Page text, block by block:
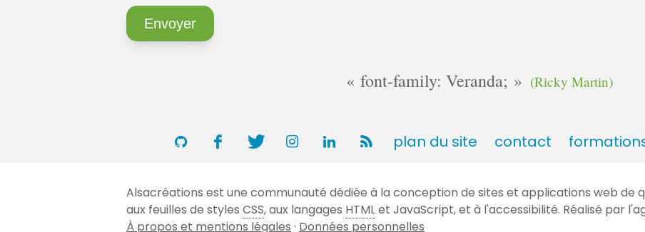
font-family: Veranda; (Ricky Martin)
plan du site contact
Alsacréations est une communauté dédiée à la conception de sites et applications web de
aux feuilles de styles CSS, aux langages HTMLet JavaScript, et à l'accessibilité. Réalisé par
À propos et mentions légales · Données personnelles